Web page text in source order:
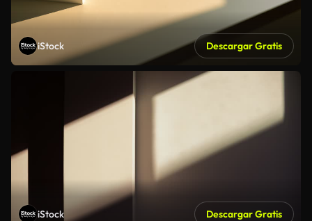
iStock Descargar Gratis
iStock Descargar Gratis